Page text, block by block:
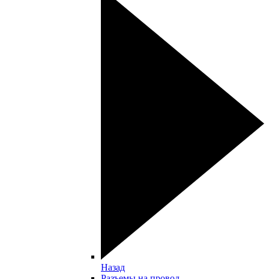
Назад